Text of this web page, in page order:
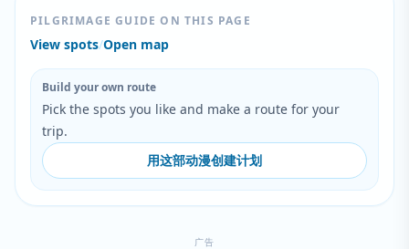
PILGRIMAGE GUIDE ON THIS PAGE
View spots/Open map
Build your own route
Pick the spots you like and make a route for your
trip.
用这部动漫创建计划
广告